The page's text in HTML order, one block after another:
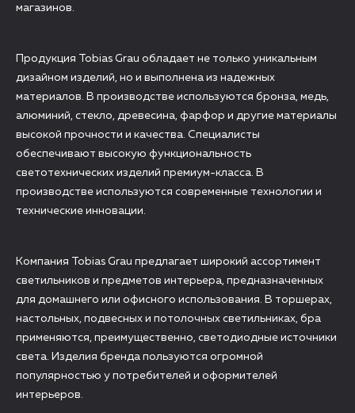
магазинов.
Продукция Tobias Grau обладает не только уникальным
дизайном изделий, но и выполнена из надежных
материалов. В производстве используются бронза, медь,
алюминий, стекло, древесина, фарфор и другие материалы
высокой прочности и качества. Специалисты
обеспечивают высокую функциональность
светотехнических изделий премиум-класса. В
производстве используются современные технологии и
технические инновации.
Компания Tobias Grau предлагает широкий ассортимент
светильников и предметов интерьера, предназначенных
для домашнего или офисного использования. В торшерах,
настольных, подвесных и потолочных светильниках, бра
применяются, преимущественно, светодиодные источники
света. Изделия бренда пользуются огромной
популярностью у потребителей и оформителей
интерьеров.